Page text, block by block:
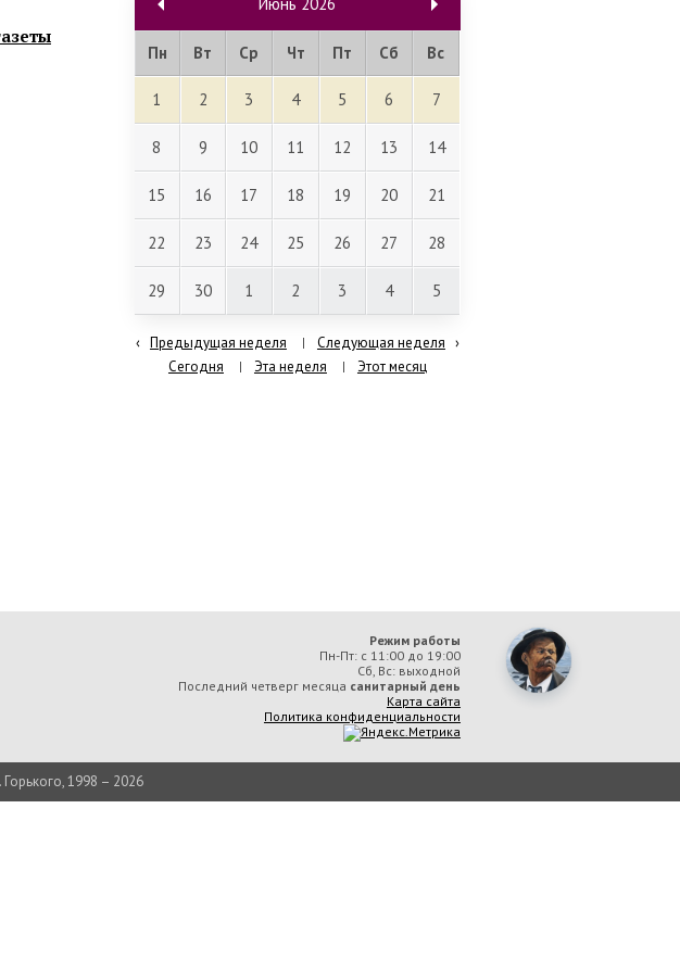
Пн Вт Ср Чт Пт Сб Вс
1 2 3 4 5 6 7
8 9 10 11 12 13 14
15 16 17 18 19 20 21
22 23 24 25 26 27 28
29 30 1 2 3 4 5
‹ Предыдущая неделя Следующая неделя ›
Сегодня
Эта неделя Этот месяц
Режим работы
Пн-Пт: с 11:00 до 19:00
Сб, Вс: выходной
Последний четверг месяца санитарный день
Карта сайта
Политика конфиденциальности
1998 – 2026
Почёта“ краевая универсальная библиотека им. А. М. Горького» вы соглашаетесь с тем, что мы